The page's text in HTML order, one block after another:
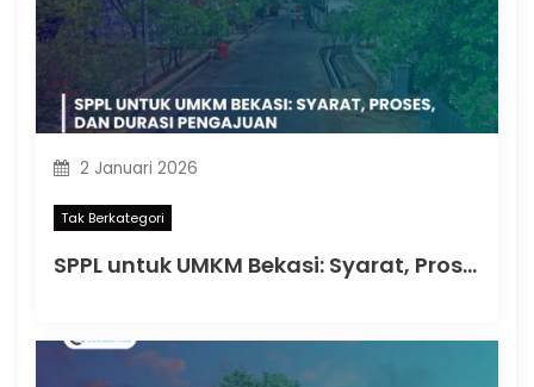
2 Januari 2026
Tak Berkategori
SPPL untuk UMKM Bekasi: Syarat, Proses, dan Durasi Pengajuan